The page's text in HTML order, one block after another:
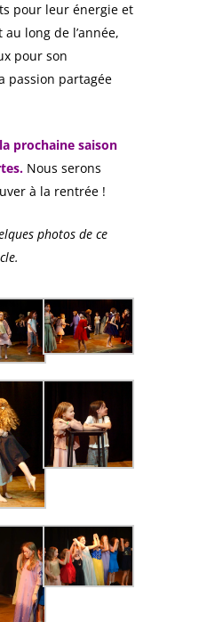
pour leur énergie et
long de l’année,
pour son
passion partagée
prochaine saison
Nous serons
à la rentrée !
photos de ce